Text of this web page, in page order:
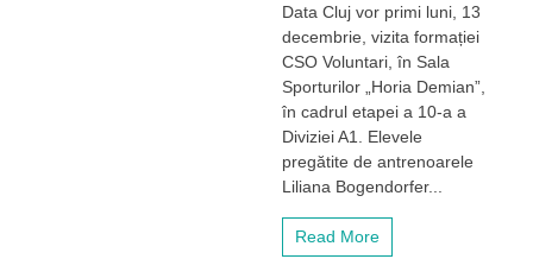
Data,
în
căutarea
victorii
în
Divizia
A1,
luni,
CSO
Voluntari
Data Cluj vor primi luni, 13
decembrie, vizita formației
CSO Voluntari, în Sala
Sporturilor „Horia Demian”,
în cadrul etapei a 10-a a
Diviziei A1. Elevele
pregătite de antrenoarele
Liliana Bogendorfer...
Read More